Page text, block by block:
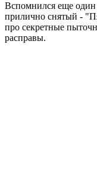
Вспомнился еще один
прилично снятый -
про секретные
расправы.